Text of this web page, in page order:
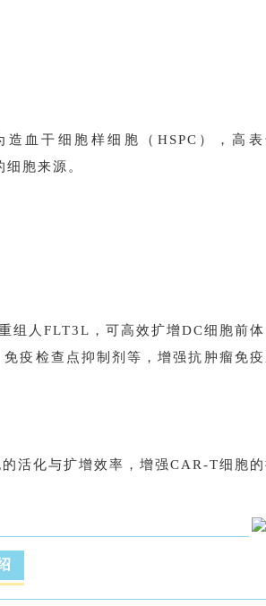
血干细胞样细胞（HSPC），高
胞来源。
组人FLT3L，可高效扩增DC细胞前
疫检查点抑制剂等，增强抗肿瘤免
活化与扩增效率，增强CAR-T细胞